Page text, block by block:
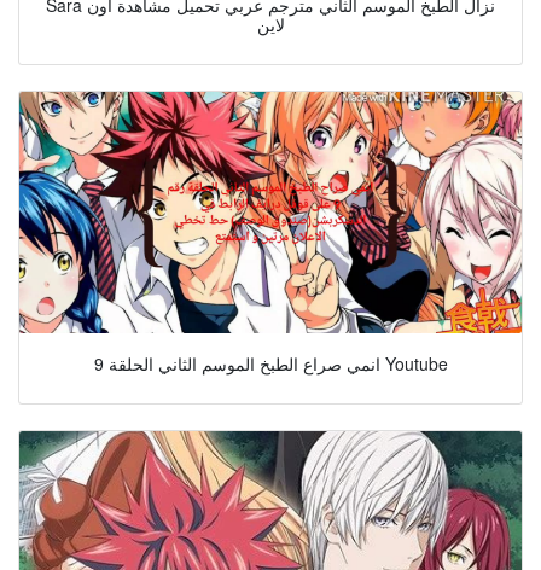
Sara نزال الطبخ الموسم الثاني مترجم عربي تحميل مشاهدة اون
لاين
انمي صراع الطبخ الموسم الثاني الحلقة 9 Youtube